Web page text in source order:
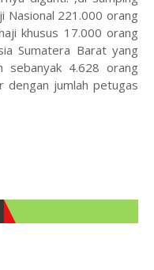
Nasional 221.000 orang
khusus 17.000 orang
Sumatera Barat yang
sebanyak 4.628 orang
dengan jumlah petugas